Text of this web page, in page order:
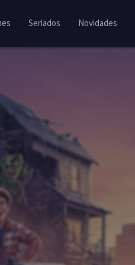
Seriados Novidades